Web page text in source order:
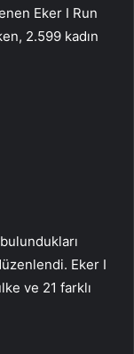
Eker I Run
2.599 kadın
Eker I
ve 21 farklı